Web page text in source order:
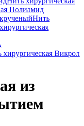
Полиамид
Нить
хирургическая Викрол
из